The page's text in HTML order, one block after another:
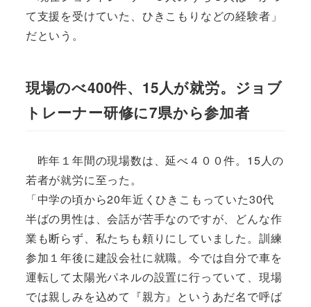
て支援を受けていた、ひきこもりなどの経験者」
だという。
現場のべ400件、15人が就労。ジョブ
トレーナー研修に7県から参加者
昨年１年間の現場数は、延べ４００件。15人の
若者が就労に至った。
「中学の頃から20年近くひきこもっていた30代
半ばの男性は、会話が苦手なのですが、どんな作
業も断らず、私たちも頼りにしていました。訓練
参加１年後に建設会社に就職。今では自分で車を
運転して太陽光パネルの設置に行っていて、現場
では親しみを込めて『親方』というあだ名で呼ば